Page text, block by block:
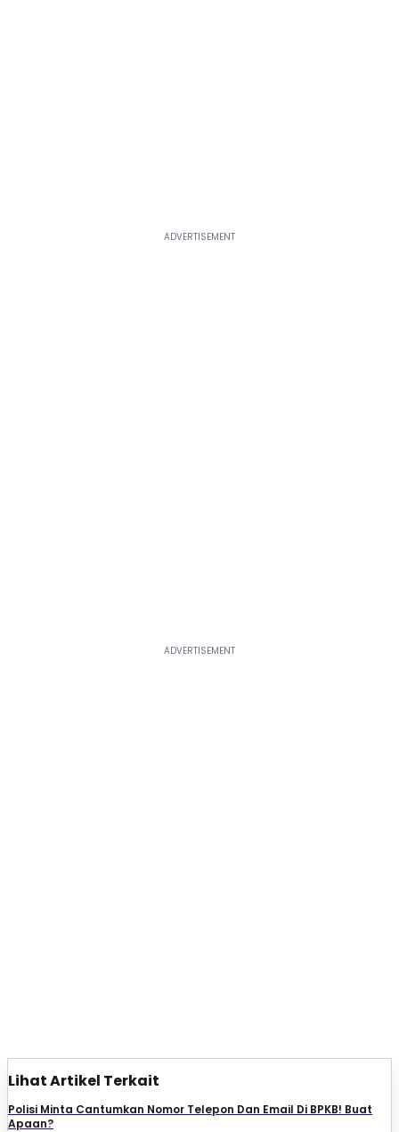
Lihat Artikel Terkait
Polisi Minta Cantumkan Nomor Telepon Dan Email Di BPKB! Buat
Apaan?